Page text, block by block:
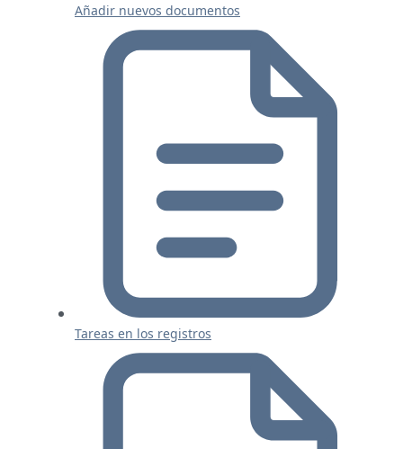
Añadir nuevos documentos
Tareas en los registros